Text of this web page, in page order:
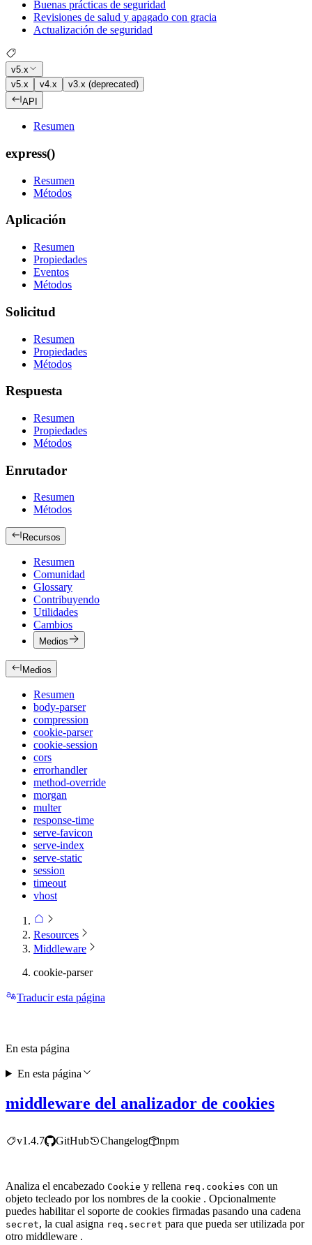
Buenas prácticas de seguridad
Revisiones de salud y apagado con gracia
Actualización de seguridad
v5.x
v5.x
v4.x
v3.x (deprecated)
API
Resumen
express()
Resumen
Métodos
Aplicación
Resumen
Propiedades
Eventos
Métodos
Solicitud
Resumen
Propiedades
Métodos
Respuesta
Resumen
Propiedades
Métodos
Enrutador
Resumen
Métodos
Recursos
Resumen
Comunidad
Glossary
Contribuyendo
Utilidades
Cambios
Medios
Medios
Resumen
body-parser
compression
cookie-parser
cookie-session
cors
errorhandler
method-override
morgan
multer
response-time
serve-favicon
serve-index
serve-static
session
timeout
vhost
Resources
Middleware
cookie-parser
Traducir esta página
middleware del analizador de cookies
v1.4.7 GitHub Changelog npm
Analiza el encabezado Cookie y rellena req.cookies con un
objeto tecleado por los nombres de la cookie . Opcionalmente
puedes habilitar el soporte de cookies firmadas pasando una cadena
secret, la cual asigna req.secret para que pueda ser utilizada por
otro middleware .
En esta página
En esta página